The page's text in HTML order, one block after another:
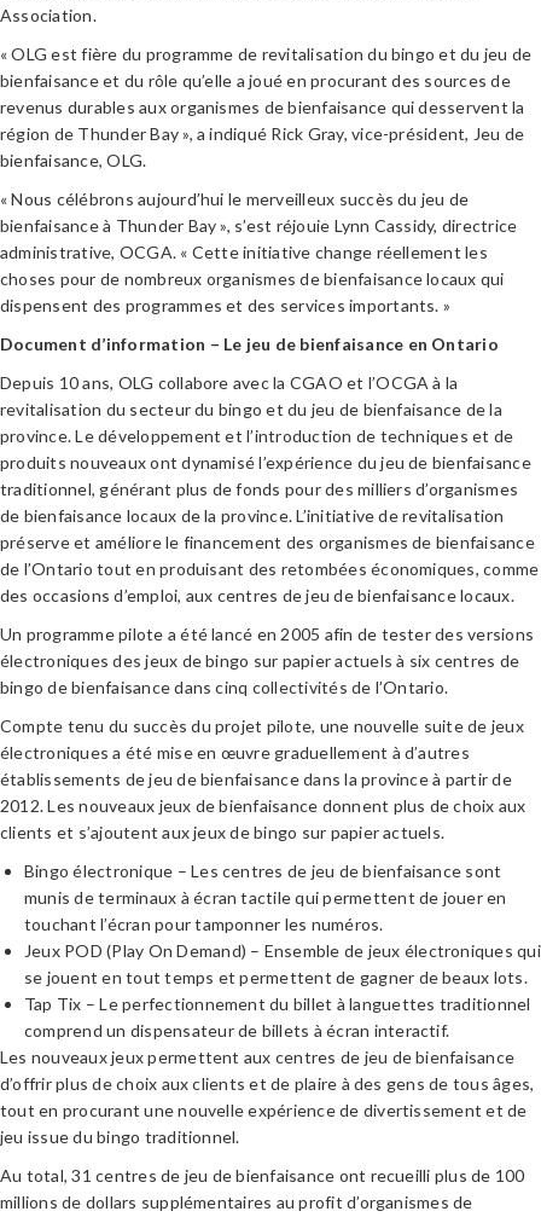
Association.
« OLG est fière du programme de revitalisation du bingo et du jeu de
bienfaisance et du rôle qu’elle a joué en procurant des sources de
revenus durables aux organismes de bienfaisance qui desservent la
région de Thunder Bay », a indiqué Rick Gray, vice-président, Jeu de
bienfaisance, OLG.
« Nous célébrons aujourd’hui le merveilleux succès du jeu de
bienfaisance à Thunder Bay », s’est réjouie Lynn Cassidy, directrice
administrative, OCGA. « Cette initiative change réellement les
choses pour de nombreux organismes de bienfaisance locaux qui
dispensent des programmes et des services importants. »
Document d’information – Le jeu de bienfaisance en Ontario
Depuis 10 ans, OLG collabore avec la CGAO et l’OCGA à la
revitalisation du secteur du bingo et du jeu de bienfaisance de la
province. Le développement et l’introduction de techniques et de
produits nouveaux ont dynamisé l’expérience du jeu de bienfaisance
traditionnel, générant plus de fonds pour des milliers d’organismes
de bienfaisance locaux de la province. L’initiative de revitalisation
préserve et améliore le financement des organismes de bienfaisance
de l’Ontario tout en produisant des retombées économiques, comme
des occasions d’emploi, aux centres de jeu de bienfaisance locaux.
Un programme pilote a été lancé en 2005 afin de tester des versions
électroniques des jeux de bingo sur papier actuels à six centres de
bingo de bienfaisance dans cinq collectivités de l’Ontario.
Compte tenu du succès du projet pilote, une nouvelle suite de jeux
électroniques a été mise en œuvre graduellement à d’autres
établissements de jeu de bienfaisance dans la province à partir de
2012. Les nouveaux jeux de bienfaisance donnent plus de choix aux
clients et s’ajoutent aux jeux de bingo sur papier actuels.
Bingo électronique – Les centres de jeu de bienfaisance sont
munis de terminaux à écran tactile qui permettent de jouer en
touchant l’écran pour tamponner les numéros.
Jeux POD (Play On Demand) – Ensemble de jeux électroniques qui
se jouent en tout temps et permettent de gagner de beaux lots.
Tap Tix – Le perfectionnement du billet à languettes traditionnel
comprend un dispensateur de billets à écran interactif.
Les nouveaux jeux permettent aux centres de jeu de bienfaisance
d’offrir plus de choix aux clients et de plaire à des gens de tous âges,
tout en procurant une nouvelle expérience de divertissement et de
jeu issue du bingo traditionnel.
Au total, 31 centres de jeu de bienfaisance ont recueilli plus de 100
millions de dollars supplémentaires au profit d’organismes de